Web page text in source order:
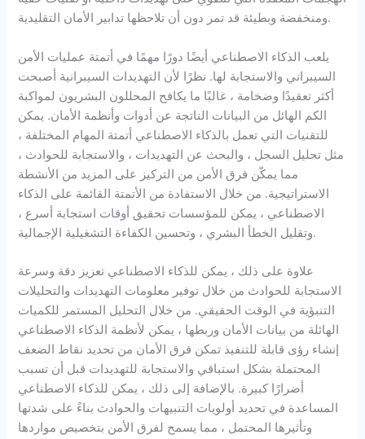
ومنخفضة وبطيئة قد تمر دون أن تلاحظها تدابير الأمان التقليدية.
يلعب الذكاء الاصطناعي أيضًا دورًا مهمًا في أتمتة عمليات الأمن
السيبراني والاستجابة لها. نظرًا لأن التهديدات السيبرانية أصبحت
أكثر تعقيدًا وضخامة ، غالبًا ما يكافح المحللون البشريون لمواكبة
الكم الهائل من البيانات الناتجة عن أدوات وأنظمة الأمان. يمكن
للتقنيات التي تعمل بالذكاء الاصطناعي أتمتة المهام المختلفة ،
مثل تحليل السجل ، والبحث عن التهديدات ، والاستجابة للحوادث ،
مما يمكّن فرق الأمن من التركيز على المزيد من الأنشطة
الاستراتيجية. من خلال الاستفادة من الأتمتة القائمة على الذكاء
الاصطناعي ، يمكن للمؤسسات تحقيق أوقات استجابة أسرع ،
وتقليل الخطأ البشري ، وتحسين الكفاءة التشغيلية الإجمالية.
علاوة على ذلك ، يمكن للذكاء الاصطناعي تعزيز دقة وسرعة
الاستجابة للحوادث من خلال توفير معلومات التهديدات والتحليلات
التنبؤية في الوقت الحقيقي. من خلال التحليل المستمر للكميات
الهائلة من بيانات الأمان وربطها ، يمكن لأنظمة الذكاء الاصطناعي
إنشاء رؤى قابلة للتنفيذ تمكن فرق الأمان من تحديد نقاط الضعف
المحتملة بشكل استباقي والاستجابة للتهديدات قبل أن تسبب
أضرارًا كبيرة. بالإضافة إلى ذلك ، يمكن للذكاء الاصطناعي
المساعدة في تحديد أولويات التنبيهات والحوادث بناءً على شدتها
وتأثيرها المحتمل ، مما يسمح لفرق الأمن بتخصيص مواردها